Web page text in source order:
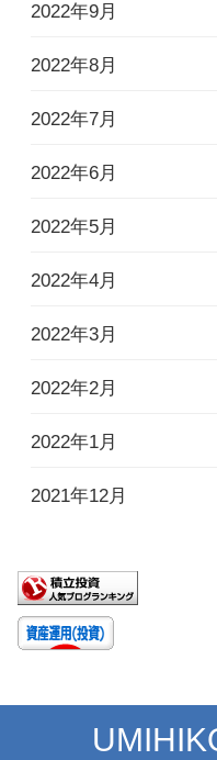
2022年9月
2022年8月
2022年7月
2022年6月
2022年5月
2022年4月
2022年3月
2022年2月
2022年1月
2021年12月